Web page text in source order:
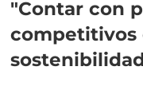
"Contar con
competitivos